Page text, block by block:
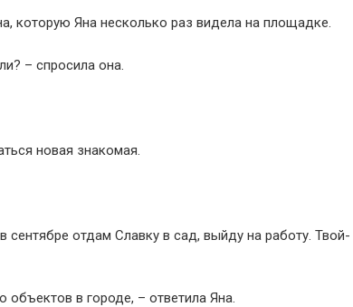
которую Яна несколько раз видела на площадке.
– спросила она.
новая знакомая.
отдам Славку в сад, выйду на работу. Твой-
объектов в городе, – ответила Яна.